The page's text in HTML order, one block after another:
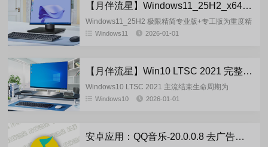
【月伴流星】Windows11_25H2_x64 极限精简专业版+专工版2026.01
Windows11_25H2 极限精简专业版+专工版为重度精
简，不支持更新！保留大部分常用功能，基本可满足
Windows11 2026-01-01
【月伴流星】Win10 LTSC 2021 完整+适量精简多合一安装版2026.01
Windows10 LTSC 2021 主流结束生命周期为
2027.01.12，但是至2025.11月份个人用户官方已经
Windows10 2026-01-01
安卓应用：QQ音乐-20.0.0.8 去广告纯净版